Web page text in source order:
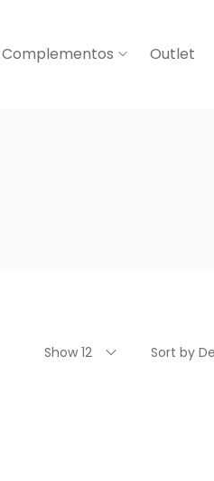
Complementos Outlet
Show 12 Sort by